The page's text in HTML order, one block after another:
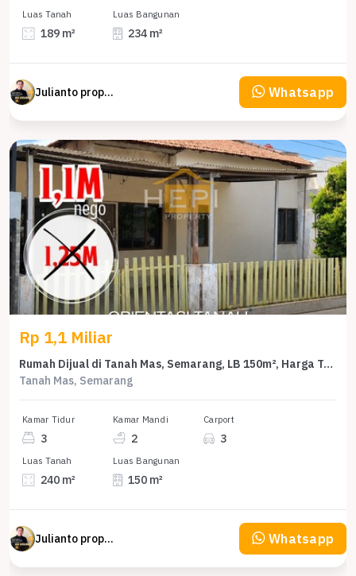
Luas Tanah
189 m²
Luas Bangunan
234 m²
Julianto property Julianto Whatsapp
Rp 1,1 Miliar
Rumah Dijual di Tanah Mas, Semarang, LB 150m², Harga Terbaik!
Tanah Mas, Semarang
Kamar Tidur
3
Kamar Mandi
2
Carport
3
Luas Tanah
240 m²
Luas Bangunan
150 m²
Julianto property Julianto Whatsapp